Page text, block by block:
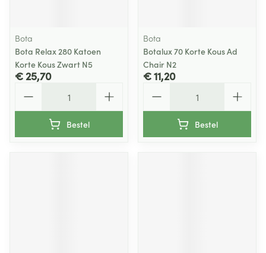
Bota
Bota Relax 280 Katoen
Korte Kous Zwart N5
€ 25,70
Bestel
Bota
Botalux 70 Korte Kous Ad
Chair N2
€ 11,20
Bestel